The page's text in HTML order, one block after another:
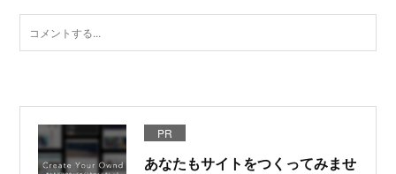
PR
あなたもサイトをつくってみませ